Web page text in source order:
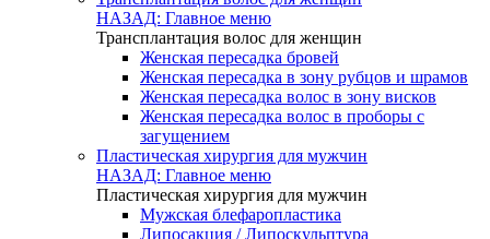
НАЗАД: Главное меню
Трансплантация волос для женщин
Женская пересадка бровей
Женская пересадка в зону рубцов и шрамов
Женская пересадка волос в зону висков
Женская пересадка волос в проборы с
загущением
Пластическая хирургия для мужчин
НАЗАД: Главное меню
Пластическая хирургия для мужчин
Мужская блефаропластика
Липосакция / Липоскульптура